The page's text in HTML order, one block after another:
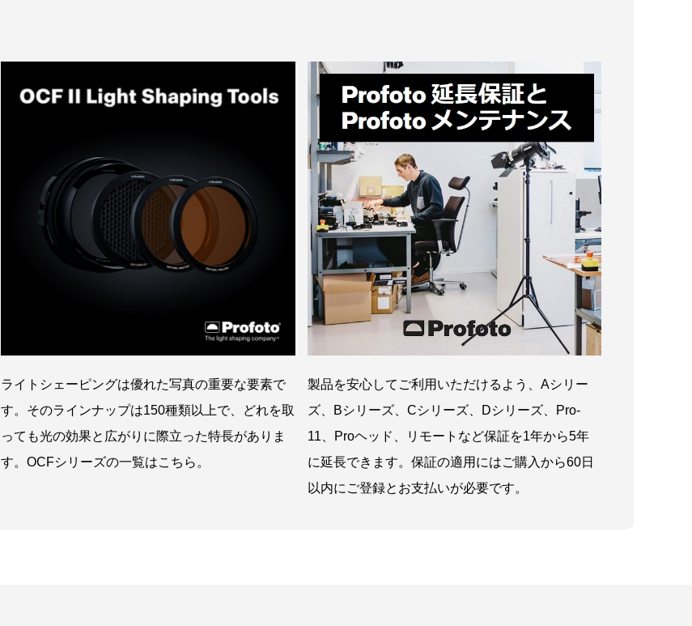
ライトシェーピングは優れた写真の重要な要素で
す。そのラインナップは150種類以上で、どれを取
っても光の効果と広がりに際立った特長がありま
す。OCFシリーズの一覧はこちら。
製品を安心してご利用いただけるよう、Aシリー
ズ、Bシリーズ、Cシリーズ、Dシリーズ、Pro-
11、Proヘッド、リモートなど保証を1年から5年
に延長できます。保証の適用にはご購入から60日
以内にご登録とお支払いが必要です。